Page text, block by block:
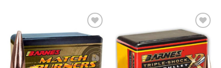
Add to
wishlist
Add to
wishlist